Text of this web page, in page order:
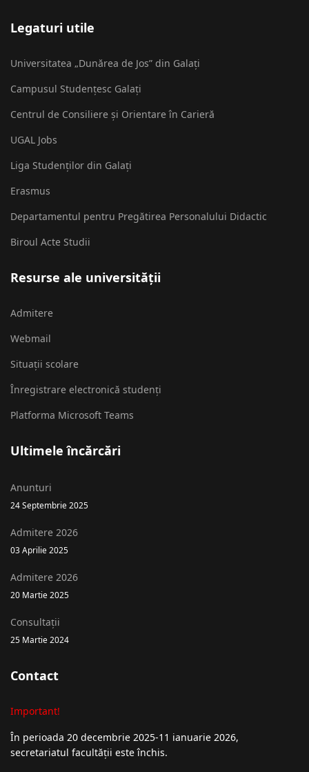
Legaturi utile
Universitatea „Dunărea de Jos” din Galați
Campusul Studențesc Galați
Centrul de Consiliere și Orientare în Carieră
UGAL Jobs
Liga Studenților din Galați
Erasmus
Departamentul pentru Pregătirea Personalului Didactic
Biroul Acte Studii
Resurse ale universității
Admitere
Webmail
Situații scolare
Înregistrare electronică studenți
Platforma Microsoft Teams
Ultimele încărcări
Anunturi
24 Septembrie 2025
Admitere 2026
03 Aprilie 2025
Admitere 2026
20 Martie 2025
Consultații
25 Martie 2024
Contact
Important!
În perioada 20 decembrie 2025-11 ianuarie 2026,
secretariatul facultății este închis.